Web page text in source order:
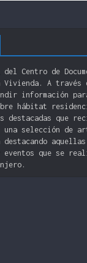
Centro de
A través
información
hábitat
destacadas que
una selección de
destacando aquellas
que se